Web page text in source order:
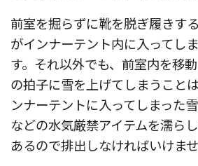
前室を掘らずに靴を脱ぎ履きす
がインナーテント内に入ってし
す。それ以外でも、前室内を移
の拍子に雪を上げてしまうこと
ンナーテントに入ってしまった
などの水気厳禁アイテムを濡ら
あるので排出しなければいけませ